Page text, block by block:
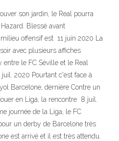
son jardin, le Real pourra
Blessé avant
offensif est 11 juin 2020 La
avec plusieurs affiches
le FC Séville et le Real
2020 Pourtant c'est face à
Barcelone, dernière Contre un
en Liga, la rencontre 8 juil.
journée de la Liga, le FC
un derby de Barcelone très
est arrivé et il est très attendu.